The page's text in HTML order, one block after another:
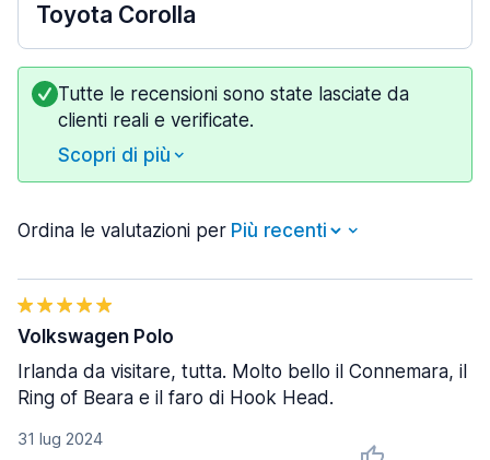
Toyota Corolla
Tutte le recensioni sono state lasciate da
clienti reali e verificate.
Scopri di più
Ordina le valutazioni per
31 lug 2024
Volkswagen Polo
Irlanda da visitare, tutta. Molto bello il Connemara, il
Ring of Beara e il faro di Hook Head.